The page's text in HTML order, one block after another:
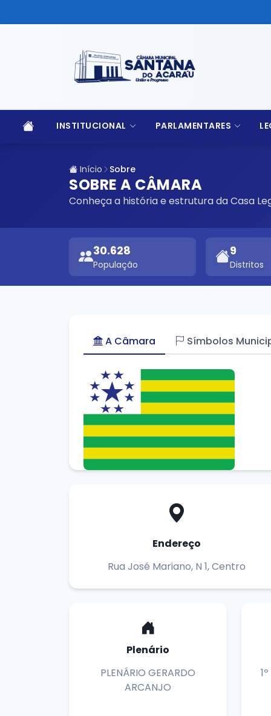
INSTITUCIONAL PARLAMENTARES
Início Sobre
SOBRE A CÂMARA
Conheça a história e estrutura da Casa
30.628
População
9
Distritos
A Câmara Símbolos
Endereço
Rua José Mariano, N 1, Centro
Plenário
PLENÁRIO GERARDO
ARCANJO